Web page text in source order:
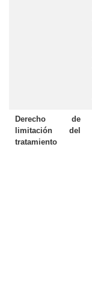
Derecho de
limitación del
tratamiento